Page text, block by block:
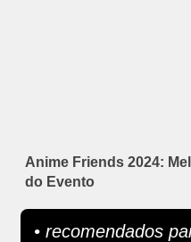
Anime Friends 2024:
do Evento
• recomendados